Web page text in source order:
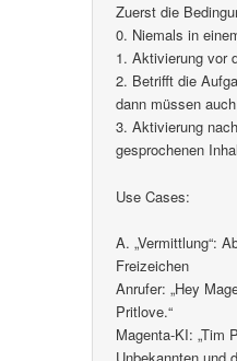
Zuerst die
0. Niemals in
1. Aktivierung vor
2. Betrifft die
dann müssen
3. Aktivierung
gesprochenen
Use Cases:
A. „Vermittlung“:
Freizeichen
Anrufer: „Hey
Pritlove.“
Magenta-KI: „Tim
Unbekannten und